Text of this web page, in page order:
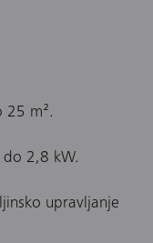
25 m².
2,8 kW.
upravljanje